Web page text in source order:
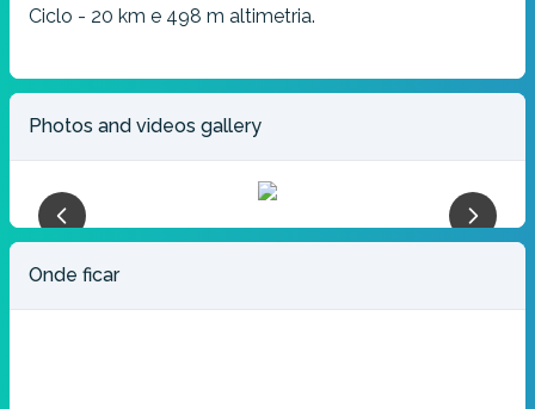
Ciclo - 20 km e 498 m altimetria.
Photos and videos gallery
Onde ficar